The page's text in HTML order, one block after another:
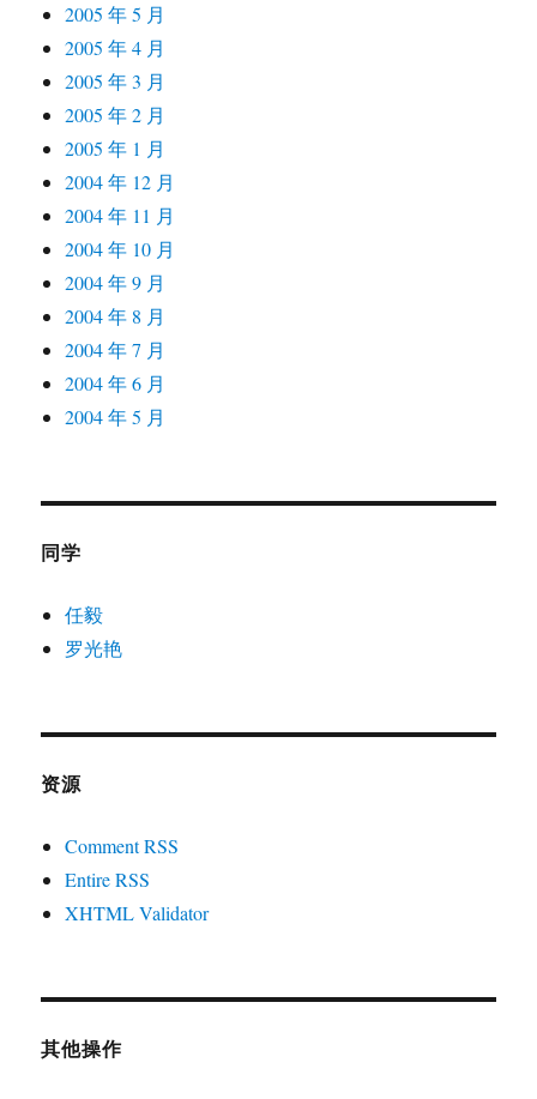
2005 年 5 月
2005 年 4 月
2005 年 3 月
2005 年 2 月
2005 年 1 月
2004 年 12 月
2004 年 11 月
2004 年 10 月
2004 年 9 月
2004 年 8 月
2004 年 7 月
2004 年 6 月
2004 年 5 月
同学
任毅
罗光艳
资源
Comment RSS
Entire RSS
XHTML Validator
其他操作